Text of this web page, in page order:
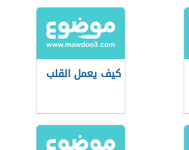
كيف يعمل القلب